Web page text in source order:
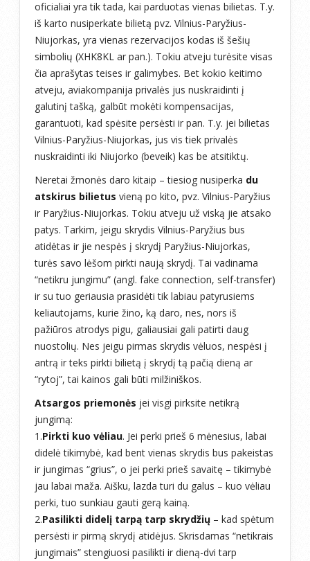
oficialiai yra tik tada, kai parduotas vienas bilietas. T.y.
iš karto nusiperkate bilietą pvz. Vilnius-Paryžius-
Niujorkas, yra vienas rezervacijos kodas iš šešių
simbolių (XHK8KL ar pan.). Tokiu atveju turėsite visas
čia aprašytas teises ir galimybes. Bet kokio keitimo
atveju, aviakompanija privalės jus nuskraidinti į
galutinį tašką, galbūt mokėti kompensacijas,
garantuoti, kad spėsite persėsti ir pan. T.y. jei bilietas
Vilnius-Paryžius-Niujorkas, jus vis tiek privalės
nuskraidinti iki Niujorko (beveik) kas be atsitiktų.
Neretai žmonės daro kitaip – tiesiog nusiperka du
atskirus bilietus vieną po kito, pvz. Vilnius-Paryžius
ir Paryžius-Niujorkas. Tokiu atveju už viską jie atsako
patys. Tarkim, jeigu skrydis Vilnius-Paryžius bus
atidėtas ir jie nespės į skrydį Paryžius-Niujorkas,
turės savo lėšom pirkti naują skrydį. Tai vadinama
“netikru jungimu” (angl. fake connection, self-transfer)
ir su tuo geriausia prasidėti tik labiau patyrusiems
keliautojams, kurie žino, ką daro, nes, nors iš
pažiūros atrodys pigu, galiausiai gali patirti daug
nuostolių. Nes jeigu pirmas skrydis vėluos, nespėsi į
antrą ir teks pirkti bilietą į skrydį tą pačią dieną ar
“rytoj”, tai kainos gali būti milžiniškos.
Atsargos priemonės jei visgi pirksite netikrą
jungimą:
1.Pirkti kuo vėliau. Jei perki prieš 6 mėnesius, labai
didelė tikimybė, kad bent vienas skrydis bus pakeistas
ir jungimas “grius”, o jei perki prieš savaitę – tikimybė
jau labai maža. Aišku, lazda turi du galus – kuo vėliau
perki, tuo sunkiau gauti gerą kainą.
2.Pasilikti didelį tarpą tarp skrydžių – kad spėtum
persėsti ir pirmą skrydį atidėjus. Skrisdamas “netikrais
jungimais” stengiuosi pasilikti ir dieną-dvi tarp